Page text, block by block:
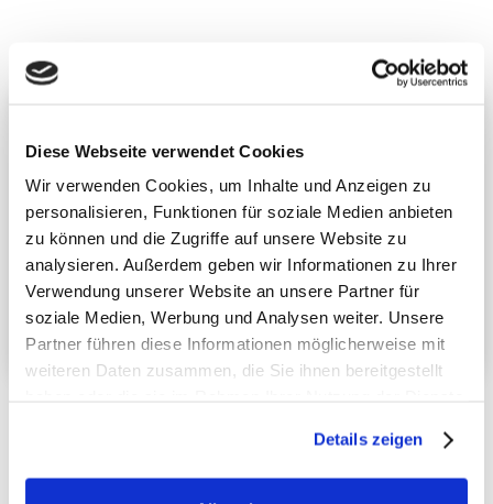
Diese Webseite verwendet Cookies
Wir verwenden Cookies, um Inhalte und Anzeigen zu
personalisieren, Funktionen für soziale Medien anbieten
zu können und die Zugriffe auf unsere Website zu
analysieren. Außerdem geben wir Informationen zu Ihrer
Verwendung unserer Website an unsere Partner für
soziale Medien, Werbung und Analysen weiter. Unsere
Partner führen diese Informationen möglicherweise mit
weiteren Daten zusammen, die Sie ihnen bereitgestellt
Details zeigen
Unsere Partneragentur Honigdachs vereint umfassende
Expertise in Grafik, Branding und Webdesign und
unterstützt Unternehmen dabei, kreative Strategien zu
entwickeln & visuelle Identitäten zu gestalten.
WEBSITE ANSEHEN →